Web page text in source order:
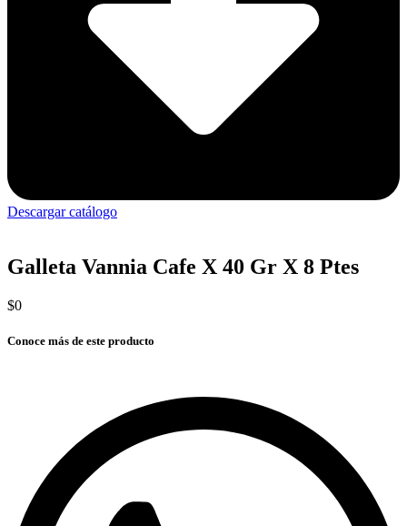
Descargar catálogo
Galleta Vannia Cafe X 40 Gr X 8 Ptes
$0
Conoce más de este producto